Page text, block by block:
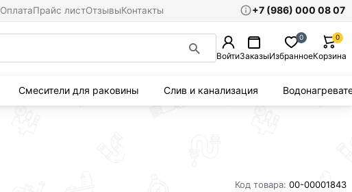
ОплатаПрайс листОтзывыКонтакты +7 (986) 000 08 07
ВойтиЗаказыИзбранное
0
Корзина
0
Смесители для раковины Слив и канализация
Код товара: 00-00001843